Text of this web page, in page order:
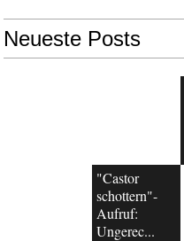
Neueste Posts
"Castor
schottern"-
Aufruf:
Ungerec...